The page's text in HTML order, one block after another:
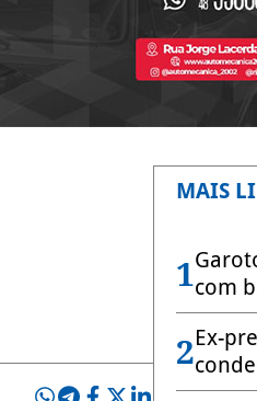
MAIS
1com
2Ex-